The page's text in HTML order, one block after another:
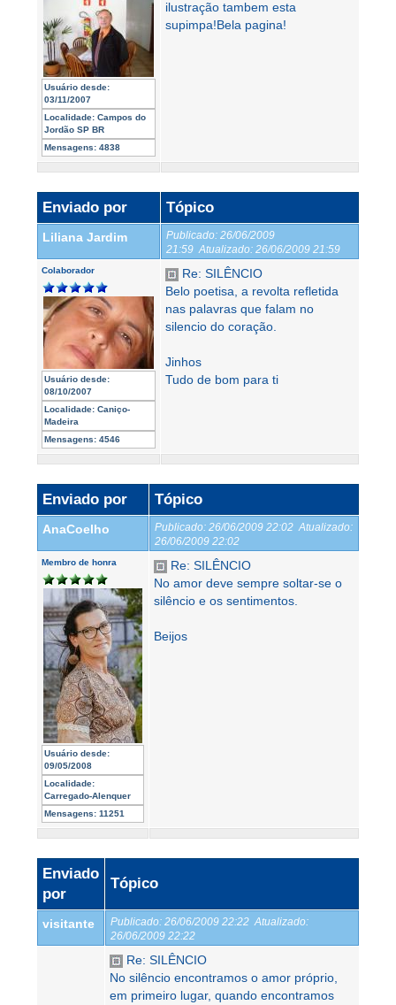
Usuário desde:
03/11/2007
Localidade: Campos do
Jordão SP BR
Mensagens: 4838
ilustração tambem esta
supimpa!Bela pagina!
Enviado por Tópico
Liliana Jardim Publicado: 26/06/2009
21:59 Atualizado: 26/06/2009 21:59
Colaborador
Usuário desde:
08/10/2007
Localidade: Caniço-
Madeira
Mensagens: 4546
Re: SILÊNCIO
Belo poetisa, a revolta refletida
nas palavras que falam no
silencio do coração.
Jinhos
Tudo de bom para ti
Enviado por Tópico
AnaCoelho Publicado: 26/06/2009 22:02 Atualizado:
26/06/2009 22:02
Membro de honra
Usuário desde:
09/05/2008
Localidade:
Carregado-Alenquer
Mensagens: 11251
Re: SILÊNCIO
No amor deve sempre soltar-se o
silêncio e os sentimentos.
Beijos
Enviado
por
Tópico
visitante Publicado: 26/06/2009 22:22 Atualizado:
26/06/2009 22:22
Re: SILÊNCIO
No silêncio encontramos o amor próprio,
em primeiro lugar, quando encontramos